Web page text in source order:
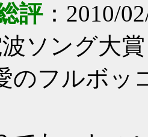
評：2010/
ソング大賞
愛の